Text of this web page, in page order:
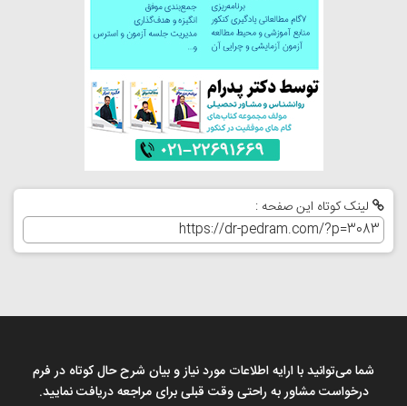
لینک کوتاه این صفحه :
شما می‌توانید با ارایه اطلاعات مورد نیاز و بیان شرح حال کوتاه در فرم
درخواست مشاور به راحتی وقت قبلی برای مراجعه دریافت نمایید.